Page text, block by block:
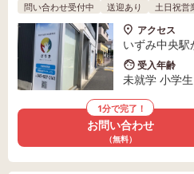
問い合わせ受付中 送迎あり 土日祝営
アクセス
いずみ中央
受入年齢
未就学 小学
1分で完了！
お問い合わせ
（無料）